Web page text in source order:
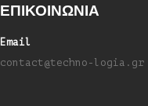
ΕΠΙΚΟΙΝΩΝΙΑ
Email
contact@techno-logia.gr